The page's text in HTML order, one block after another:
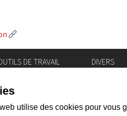
(External link)
DE TRAVAIL
Intranet
DIVERS